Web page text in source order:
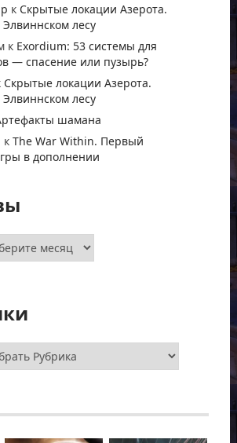
к Скрытые локации Азерота.
лесу
к Exordium: 53 системы для
— спасение или пузырь?
Скрытые локации Азерота.
лесу
шамана
к The War Within. Первый
в дополнении